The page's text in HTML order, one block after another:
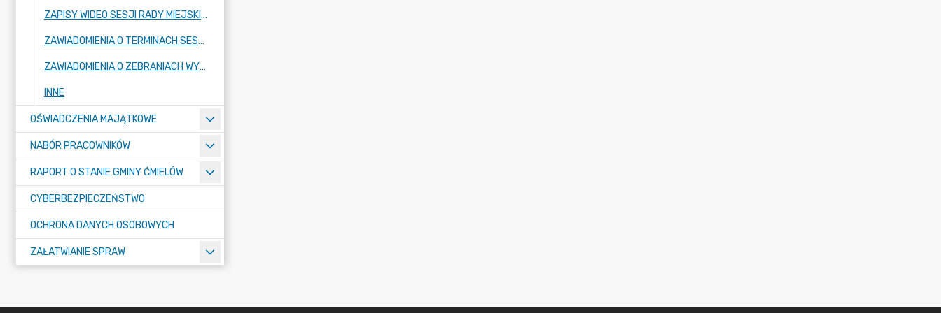
ZAPISY WIDEO SESJI RADY MIEJSKIEJ
ZAWIADOMIENIA O TERMINACH SESJI RADY MIEJSKIEJ ORAZ KOMISJI STAŁYCH RADY
ZAWIADOMIENIA O ZEBRANIACH WYBORCZYCH W SOŁECTWACH I MIEŚCIE ĆMIELÓW
INNE
OŚWIADCZENIA MAJĄTKOWE
NABÓR PRACOWNIKÓW
RAPORT O STANIE GMINY ĆMIELÓW
CYBERBEZPIECZEŃSTWO
OCHRONA DANYCH OSOBOWYCH
ZAŁATWIANIE SPRAW